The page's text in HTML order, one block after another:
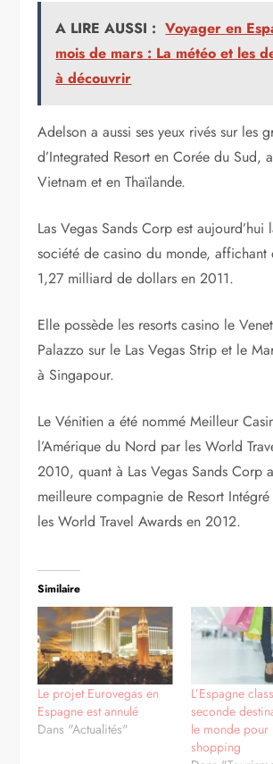
A LIRE AUSSI : Voyager en
mois de mars : La météo et les
à découvrir
Adelson a aussi ses yeux rivés sur les
d’Integrated Resort en Corée du Sud,
Vietnam et en Thaïlande.
Las Vegas Sands Corp est
société de casino du monde, affichant
1,27 milliard de dollars en 2011.
Elle possède les resorts casino le
Palazzo sur le Las Vegas Strip et le
à Singapour.
Le Vénitien a été nommé Meilleur
l’Amérique du Nord par les World
2010, quant à Las Vegas Sands Corp
meilleure compagnie de Resort
les World Travel Awards en 2012.
Similaire
Le projet Eurovegas en
Espagne est annulé
Dans "Actualités"
L’Espagne
seconde
le monde pour
shopping